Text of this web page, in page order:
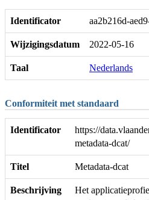
Identificator aa2b216d-
Wijzigingsdatum 2022-05-16
Taal Nederlands
Conformiteit met standaard
Identificator
https://
metadata-dcat/
Titel Metadata-dcat
Beschrijving
Het